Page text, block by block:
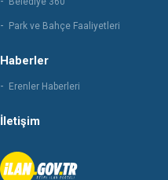
Park ve Bahçe Faaliyetleri
Haberler
Erenler Haberleri
İletişim